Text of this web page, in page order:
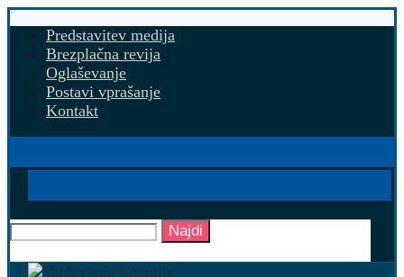
Predstavitev medija
Brezplačna revija
Oglaševanje
Postavi vprašanje
Kontakt
Najdi